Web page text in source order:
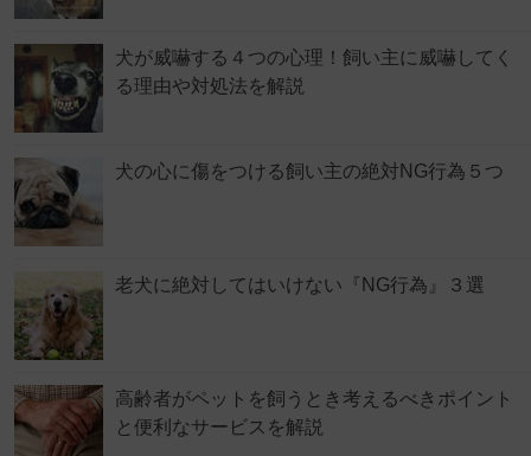
犬が威嚇する４つの心理！飼い主に威嚇してく
る理由や対処法を解説
犬の心に傷をつける飼い主の絶対NG行為５つ
老犬に絶対してはいけない『NG行為』３選
高齢者がペットを飼うとき考えるべきポイント
と便利なサービスを解説